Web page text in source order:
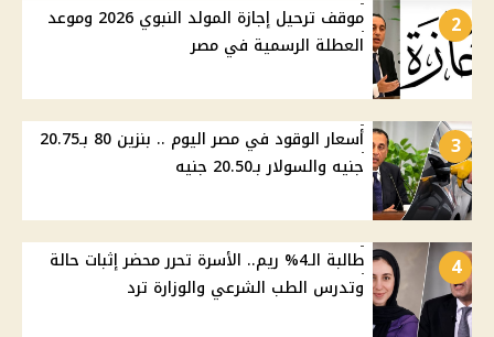
2
موقف ترحيل إجازة المولد النبوي 2026 وموعد
العطلة الرسمية في مصر
3
أسعار الوقود في مصر اليوم .. بنزين 80 بـ20.75
جنيه والسولار بـ20.50 جنيه
4
طالبة الـ4% ريم.. الأسرة تحرر محضر إثبات حالة
وتدرس الطب الشرعي والوزارة ترد